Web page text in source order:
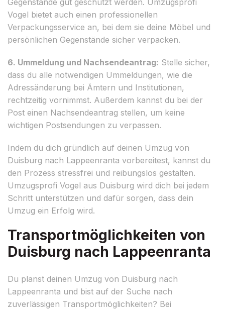
Vogel bietet auch einen professionellen
Verpackungsservice an, bei dem sie deine Möbel und
persönlichen Gegenstände sicher verpacken.
6. Ummeldung und Nachsendeantrag: Stelle sicher,
dass du alle notwendigen Ummeldungen, wie die
Adressänderung bei Ämtern und Institutionen,
rechtzeitig vornimmst. Außerdem kannst du bei der
Post einen Nachsendeantrag stellen, um keine
wichtigen Postsendungen zu verpassen.
Indem du dich gründlich auf deinen Umzug von
Duisburg nach Lappeenranta vorbereitest, kannst du
den Prozess stressfrei und reibungslos gestalten.
Umzugsprofi Vogel aus Duisburg wird dich bei jedem
Schritt unterstützen und dafür sorgen, dass dein
Umzug ein Erfolg wird.
Transportmöglichkeiten von
Duisburg nach Lappeenranta
Du planst deinen Umzug von Duisburg nach
Lappeenranta und bist auf der Suche nach
zuverlässigen Transportmöglichkeiten? Bei